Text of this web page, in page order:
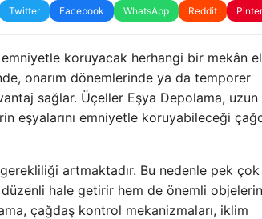
Twitter Facebook WhatsApp Reddit
koruyacak herhangi bir mekân
onarım dönemlerinde ya da temporer
sağlar. Üçeller Eşya Depolama, uzun
eşyalarını emniyetle koruyabileceği
artmaktadır. Bu nedenle pek
hale getirir hem de önemli
çağdaş kontrol mekanizmaları, iklim